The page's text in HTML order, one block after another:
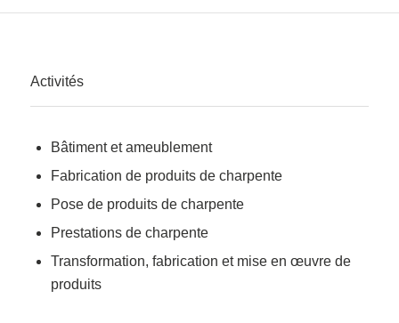
Activités
Bâtiment et ameublement
Fabrication de produits de charpente
Pose de produits de charpente
Prestations de charpente
Transformation, fabrication et mise en œuvre de
produits